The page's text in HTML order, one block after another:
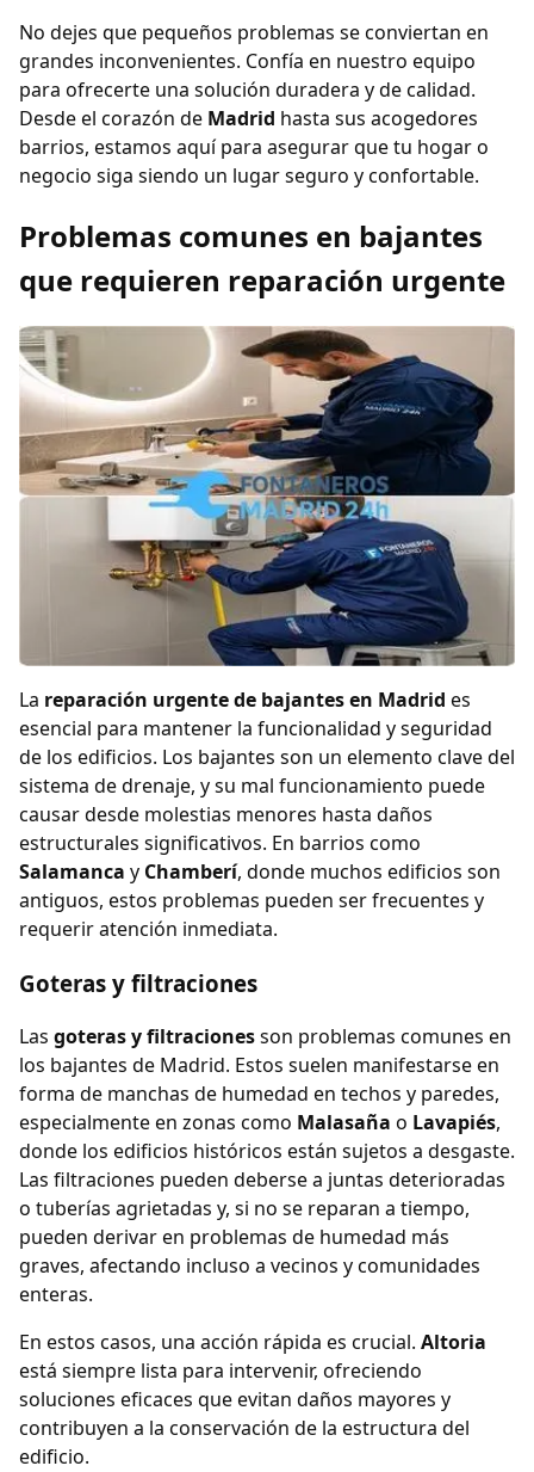
No dejes que pequeños problemas se conviertan en
grandes inconvenientes. Confía en nuestro equipo
para ofrecerte una solución duradera y de calidad.
Desde el corazón de Madrid hasta sus acogedores
barrios, estamos aquí para asegurar que tu hogar o
negocio siga siendo un lugar seguro y confortable.
Problemas comunes en bajantes
que requieren reparación urgente
La reparación urgente de bajantes en Madrid es
esencial para mantener la funcionalidad y seguridad
de los edificios. Los bajantes son un elemento clave del
sistema de drenaje, y su mal funcionamiento puede
causar desde molestias menores hasta daños
estructurales significativos. En barrios como
Salamanca y Chamberí, donde muchos edificios son
antiguos, estos problemas pueden ser frecuentes y
requerir atención inmediata.
Goteras y filtraciones
Las goteras y filtracionesson problemas comunes en
los bajantes de Madrid. Estos suelen manifestarse en
forma de manchas de humedad en techos y paredes,
especialmente en zonas como Malasaña o Lavapiés,
donde los edificios históricos están sujetos a desgaste.
Las filtraciones pueden deberse a juntas deterioradas
o tuberías agrietadas y, si no se reparan a tiempo,
pueden derivar en problemas de humedad más
graves, afectando incluso a vecinos y comunidades
enteras.
En estos casos, una acción rápida es crucial. Altoria
está siempre lista para intervenir, ofreciendo
soluciones eficaces que evitan daños mayores y
contribuyen a la conservación de la estructura del
edificio.